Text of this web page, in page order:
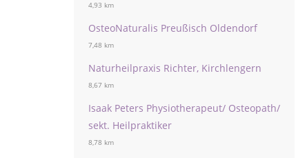
4,93 km
OsteoNaturalis Preußisch Oldendorf
7,48 km
Naturheilpraxis Richter, Kirchlengern
8,67 km
Isaak Peters Physiotherapeut/ Osteopath/
sekt. Heilpraktiker
8,78 km